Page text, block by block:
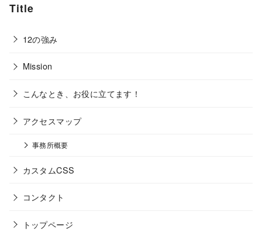
Title
12の強み
Mission
こんなとき、お役に立てます！
アクセスマップ
事務所概要
カスタムCSS
コンタクト
トップページ